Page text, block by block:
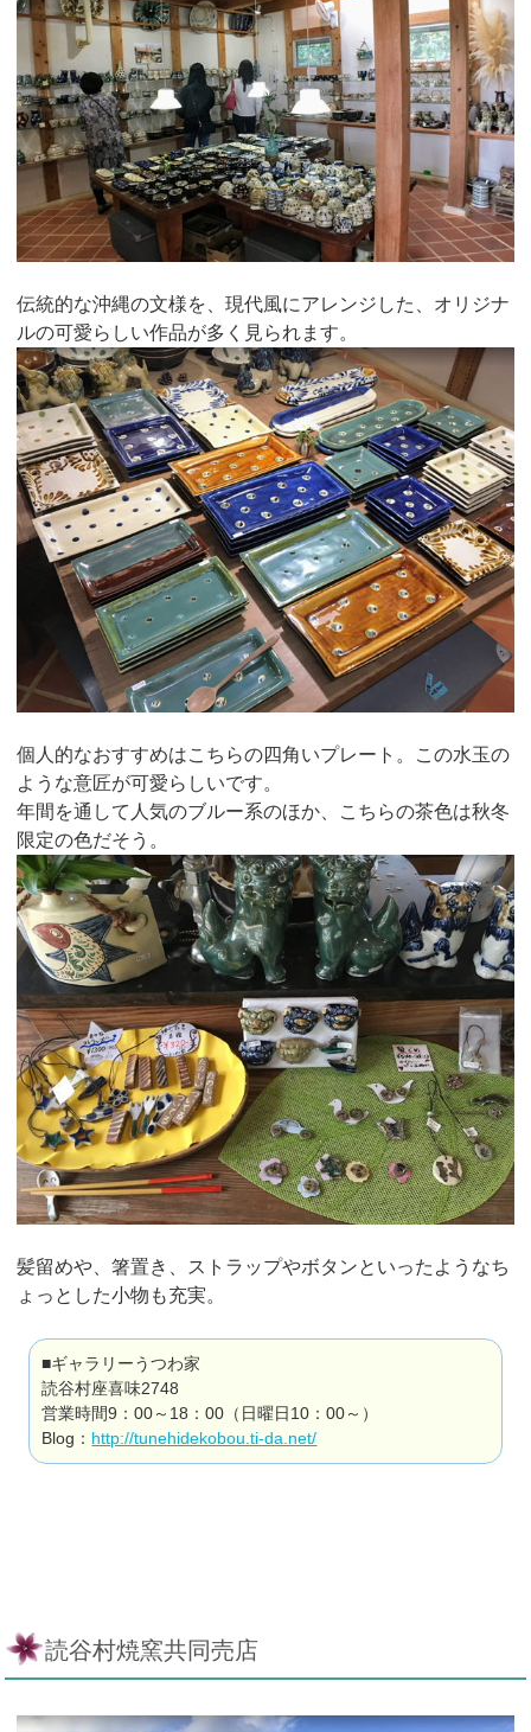
伝統的な沖縄の文様を、現代風にアレンジした、オリジナ
ルの可愛らしい作品が多く見られます。
個人的なおすすめはこちらの四角いプレート。この水玉の
ような意匠が可愛らしいです。
年間を通して人気のブルー系のほか、こちらの茶色は秋冬
限定の色だそう。
髪留めや、箸置き、ストラップやボタンといったようなち
ょっとした小物も充実。
■ギャラリーうつわ家
読谷村座喜味2748
営業時間9：00～18：00（日曜日10：00～）
Blog： http://tunehidekobou.ti-da.net/
読谷村焼窯共同売店